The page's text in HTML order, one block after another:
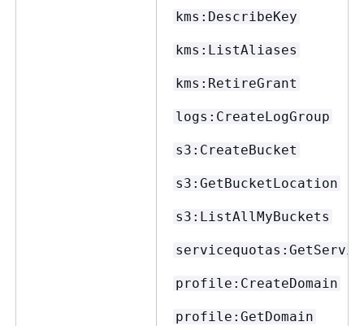
kms:DescribeKey
kms:ListAliases
kms:RetireGrant
logs:CreateLogGroup
s3:CreateBucket
s3:GetBucketLocation
s3:ListAllMyBuckets
profile:CreateDomain
profile:GetDomain